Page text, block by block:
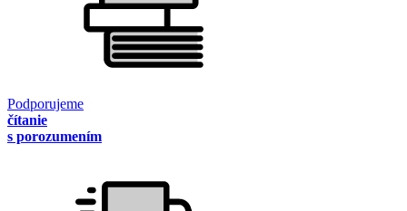
Podporujeme
čítanie
s porozumením